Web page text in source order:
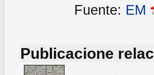
Fuente: EM
Publicacione